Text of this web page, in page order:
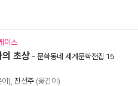
이스
초상 - 문학동네 세계문학전집 15
), 진선주 (옮긴이)